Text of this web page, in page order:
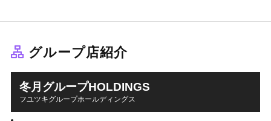
グループ店紹介
冬月グループHOLDINGS
フユツキグループホールディングス